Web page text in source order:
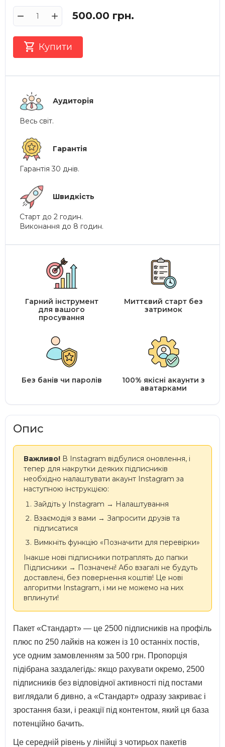
500.00 грн.
 Купити
Аудиторія
Весь світ.
Гарантія
Гарантія 30 днів.
Швидкість
Старт до 2 годин.
Виконання до 8 годин.
Гарний інструмент
для вашого
просування
Миттєвий старт без
затримок
Без банів чи паролів
100% якісні акаунти з
аватарками
Опис
Важливо! В Instagram відбулися оновлення, і
тепер для накрутки деяких підписників
необхідно налаштувати акаунт Instagram за
наступною інструкцією:
Зайдіть у Instagram → Налаштування
Взаємодія з вами → Запросити друзів та
підписатися
Вимкніть функцію «Позначити для перевірки»
Інакше нові підписники потраплять до папки
Підписники → Позначені! Або взагалі не будуть
доставлені, без повернення коштів! Це нові
алгоритми Instagram, і ми не можемо на них
вплинути!
Пакет «Стандарт» — це 2500 підписників на профіль
плюс по 250 лайків на кожен із 10 останніх постів,
усе одним замовленням за 500 грн. Пропорція
підібрана заздалегідь: якщо рахувати окремо, 2500
підписників без відповідної активності під постами
виглядали б дивно, а «Стандарт» одразу закриває і
зростання бази, і реакції під контентом, який ця база
потенційно бачить.
Це середній рівень у лінійці з чотирьох пакетів